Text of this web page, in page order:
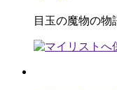
目玉の魔物の物